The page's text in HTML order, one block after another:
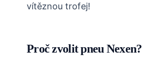
vítěznou trofej!
Proč zvolit pneu Nexen?